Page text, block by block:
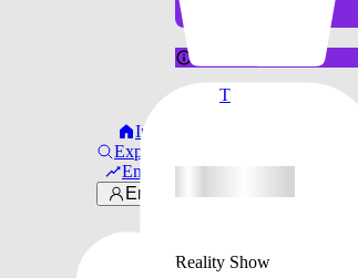
Início
Explorar
Em alta
Entrar
T
Reality Show